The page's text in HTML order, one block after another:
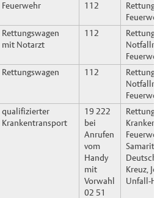
Feuerwehr 112
Rettungswagen
mit Notarzt
112
Rettungswagen 112
qualifizierter
Krankentransport
19 222
bei
Anrufen
vom
Handy
mit
Vorwahl
02 51
Kreuz,
Unfall-